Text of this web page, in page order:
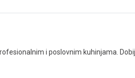
i poslovnim kuhinjama.